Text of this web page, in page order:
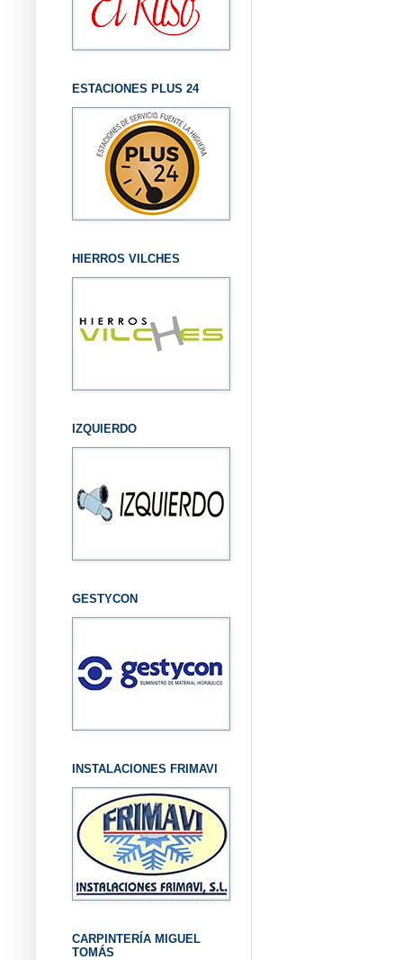
ESTACIONES PLUS 24
HIERROS VILCHES
IZQUIERDO
GESTYCON
INSTALACIONES FRIMAVI
CARPINTERÍA MIGUEL
TOMÁS